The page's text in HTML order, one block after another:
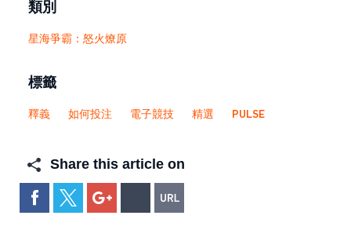
類別
星海爭霸：怒火燎原
標籤
釋義 如何投注 電子競技 精選 PULSE
Share this article on